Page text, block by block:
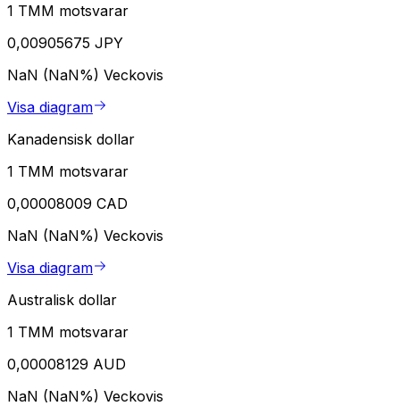
1 TMM motsvarar
0,00905675 JPY
NaN (NaN%) Veckovis
Visa diagram
Kanadensisk dollar
1 TMM motsvarar
0,00008009 CAD
NaN (NaN%) Veckovis
Visa diagram
Australisk dollar
1 TMM motsvarar
0,00008129 AUD
NaN (NaN%) Veckovis